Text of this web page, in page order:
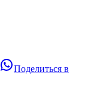
Поделиться в